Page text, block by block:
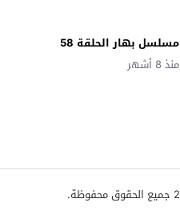
مسلسل بهار الحلقة 58
منذ 8 أشهر